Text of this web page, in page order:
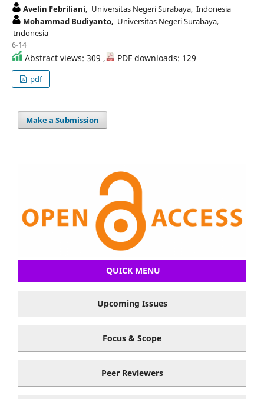
Avelin Febriliani, Universitas Negeri Surabaya, Indonesia
Mohammad Budiyanto, Universitas Negeri Surabaya,
Indonesia
6-14
Abstract views: 309 , PDF downloads: 129
pdf
Make a Submission
QUICK MENU
Upcoming Issues
Focus & Scope
Peer Reviewers